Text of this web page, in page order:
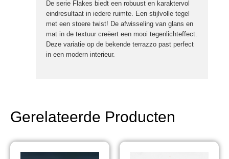
De serie Flakes biedt een robuust en karaktervol
eindresultaat in iedere ruimte. Een stijlvolle tegel
met een stoere twist! De afwisseling van glans en
mat in de textuur creëert een mooi tegenlichteffect.
Deze variatie op de bekende terrazzo past perfect
in een modern interieur.
Gerelateerde Producten